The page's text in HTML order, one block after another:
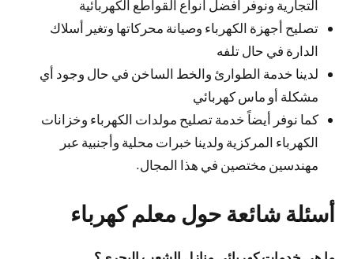
التجارية ونوفر أفضل أنواع القواطع الكهربائية
تصليح أجهزة الكهرباء وصيانة محركاتها وتغير أسلاك
الدارة في حال تلفه
لدينا خدمة الطوارئ والخط الساخن في حال وجود أي
مشكلة أو ماس كهربائي
كما نوفر أيضاً خدمة تصليح مولدات الكهرباء وخزانات
الكهرباء المركزية ولدينا خبرات محلية وأجنبية عبر
مهندسين مختصين في هذا المجال.
أسئلة شائعة حول معلم كهرباء